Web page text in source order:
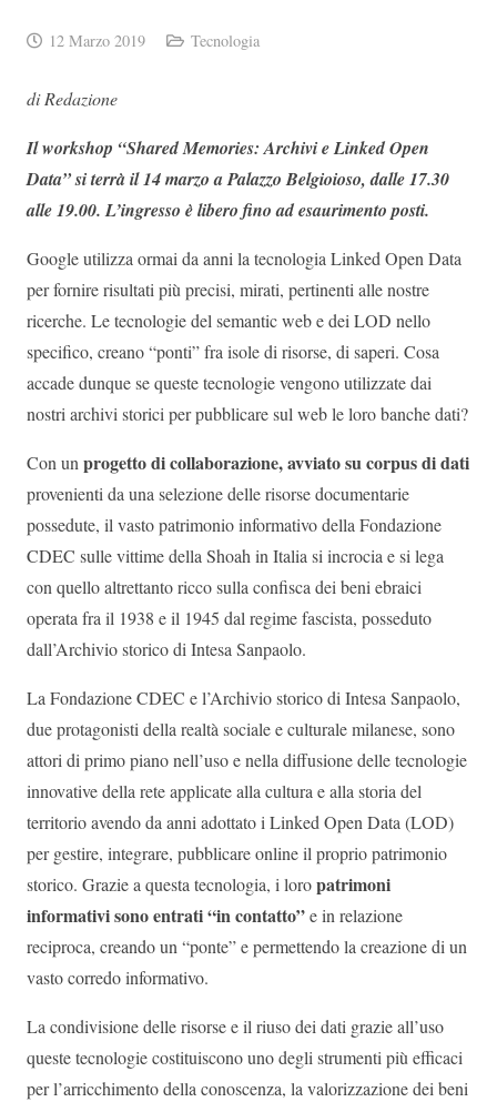
12 Marzo 2019 Tecnologia
di Redazione
Il workshop “Shared Memories: Archivi e Linked Open
Data” si terrà il 14 marzo a Palazzo Belgioioso, dalle 17.30
alle 19.00. L’ingresso è libero fino ad esaurimento posti.
Google utilizza ormai da anni la tecnologia Linked Open Data
per fornire risultati più precisi, mirati, pertinenti alle nostre
ricerche. Le tecnologie del semantic web e dei LOD nello
specifico, creano “ponti” fra isole di risorse, di saperi. Cosa
accade dunque se queste tecnologie vengono utilizzate dai
nostri archivi storici per pubblicare sul web le loro banche dati?
Con unprogetto di collaborazione, avviato su corpus di dati
provenienti da una selezione delle risorse documentarie
possedute, il vasto patrimonio informativo della Fondazione
CDEC sulle vittime della Shoah in Italia si incrocia e si lega
con quello altrettanto ricco sulla confisca dei beni ebraici
operata fra il 1938 e il 1945 dal regime fascista, posseduto
dall’Archivio storico di Intesa Sanpaolo.
La Fondazione CDEC e l’Archivio storico di Intesa Sanpaolo,
due protagonisti della realtà sociale e culturale milanese, sono
attori di primo piano nell’uso e nella diffusione delle tecnologie
innovative della rete applicate alla cultura e alla storia del
territorio avendo da anni adottato i Linked Open Data (LOD)
per gestire, integrare, pubblicare online il proprio patrimonio
storico. Grazie a questa tecnologia, i loropatrimoni
informativi sono entrati “in contatto”e in relazione
reciproca, creando un “ponte” e permettendo la creazione di un
vasto corredo informativo.
La condivisione delle risorse e il riuso dei dati grazie all’uso
queste tecnologie costituiscono uno degli strumenti più efficaci
per l’arricchimento della conoscenza, la valorizzazione dei beni